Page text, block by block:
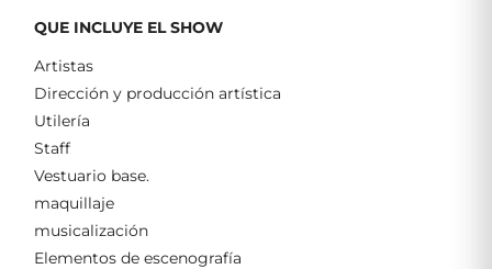
QUE INCLUYE EL SHOW
Artistas
Dirección y producción artística
Utilería
Staff
Vestuario base.
maquillaje
musicalización
Elementos de escenografía